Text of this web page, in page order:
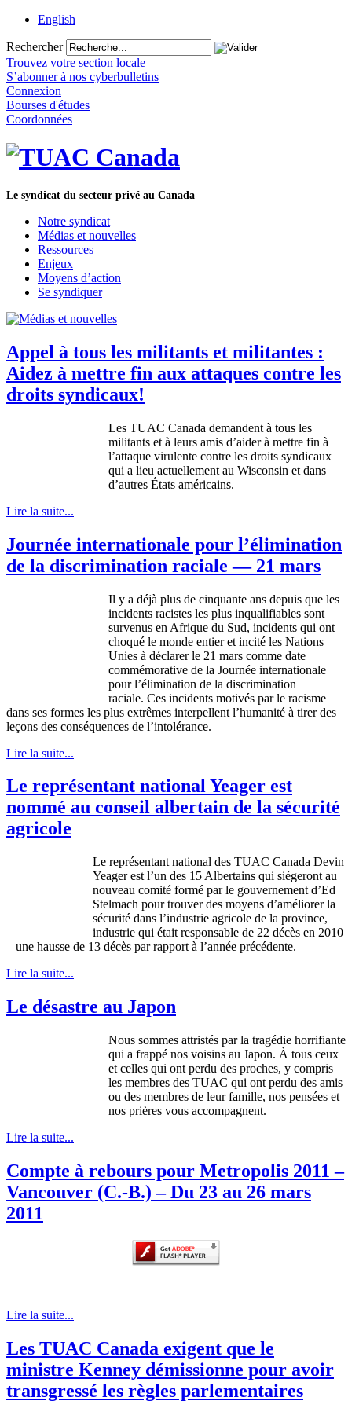
English
Rechercher
Trouvez votre section locale
S’abonner à nos cyberbulletins
Connexion
Bourses d'études
Coordonnées
Le syndicat du secteur privé au Canada
Notre syndicat
Médias et nouvelles
Ressources
Enjeux
Moyens d’action
Se syndiquer
Appel à tous les militants et militantes :
Aidez à mettre fin aux attaques contre les
droits syndicaux!
Les TUAC Canada demandent à tous les
militants et à leurs amis d’aider à mettre fin à
l’attaque virulente contre les droits syndicaux
qui a lieu actuellement au Wisconsin et dans
d’autres États américains.
Lire la suite...
Journée internationale pour l’élimination
de la discrimination raciale — 21 mars
Il y a déjà plus de cinquante ans depuis que les
incidents racistes les plus inqualifiables sont
survenus en Afrique du Sud, incidents qui ont
choqué le monde entieret incité les Nations
Unies à déclarerle 21 mars comme date
commémorative de la Journée internationale
pourl’élimination de la discrimination
raciale. Ces incidents motivés par le racisme
dans ses formes les plus extrêmes interpellent l’humanité à tirerdes
leçons des conséquences de l’intolérance.
Lire la suite...
Le représentant national Yeager est
nommé au conseil albertain de la sécurité
agricole
Le représentant national des TUAC Canada Devin
Yeager est l’un des 15 Albertains qui siégeront au
nouveau comité formé par le gouvernement d’Ed
Stelmach pour trouver des moyens d’améliorer la
sécurité dans l’industrie agricole de la province,
industrie qui était responsable de 22 décès en 2010
– une hausse de 13 décès par rapport à l’année précédente.
Lire la suite...
Le désastre au Japon
Nous sommes attristés par la tragédie horrifiante
qui a frappé nos voisins au Japon. À tous ceux
et celles qui ont perdu des proches, y compris
les membres des TUAC qui ont perdu des amis
ou des membres de leur famille, nos pensées et
nos prières vous accompagnent.
Lire la suite...
Compte à rebours pour Metropolis 2011 –
Vancouver (C.-B.) – Du 23 au 26 mars
2011
Lire la suite...
Les TUAC Canada exigent que le
ministre Kenney démissionne pour avoir
transgressé les règles parlementaires